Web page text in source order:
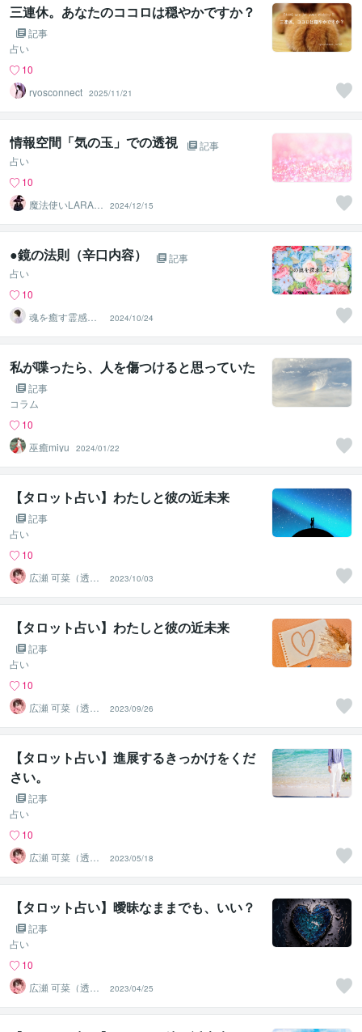
三連休。あなたのココロは穏やかですか？
記事
占い
10
ryosconnect 2025/11/21
情報空間「気の玉」での透視
記事
占い
10
魔法使いLARAラ
ーラ˖˚˳⌖
2024/12/15
●鏡の法則（辛口内容）
記事
占い
10
魂を癒す霊感ヒ
ーラー占い師
2024/10/24
私が喋ったら、人を傷つけると思っていた
記事
コラム
10
巫癒miyu
2024/01/22
【タロット占い】わたしと彼の近未来
記事
占い
10
広瀬 可菜（透視
タロット⭐占い
師）
2023/10/03
【タロット占い】わたしと彼の近未来
記事
占い
10
広瀬 可菜（透視
タロット⭐占い
師）
2023/09/26
【タロット占い】進展するきっかけをくだ
さい。
記事
占い
10
広瀬 可菜（透視
タロット⭐占い
師）
2023/05/18
【タロット占い】曖昧なままでも、いい？
記事
占い
10
広瀬 可菜（透視
タロット⭐占い
師）
2023/04/25